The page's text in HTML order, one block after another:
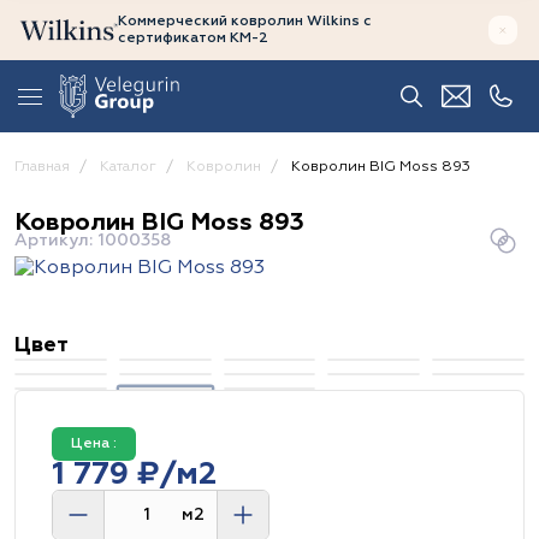
Коммерческий ковролин Wilkins с
сертификатом КМ-2
Главная Каталог Ковролин Ковролин BIG Moss 893
Ковролин BIG Moss 893
Артикул: 1000358
Цвет
Цена :
1 779 ₽/м2
м2